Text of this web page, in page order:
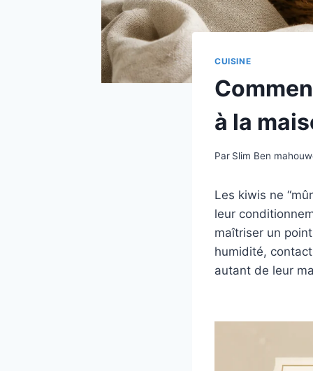
CUISINE
à la
Par Slim Ben
Les kiwis ne
leur
maîtriser un
humidité,
autant de leur